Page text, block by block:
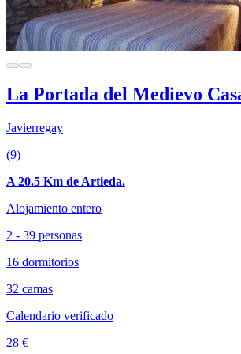
La Portada del Medievo
Javierregay
(9)
A 20.5 Km de Artieda.
Alojamiento entero
2 - 39 personas
16 dormitorios
32 camas
Calendario verificado
28 €